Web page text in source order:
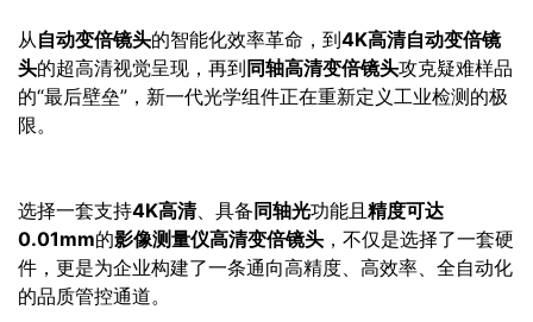
从 自动变倍镜头的智能化效率革命，到4K高清自动变倍镜
头的超高清视觉呈现，再到同轴高清变倍镜头攻克疑难样品
的“最后壁垒”，新一代光学组件正在重新定义工业检测的极
限。
选择一套支持4K高清、具备同轴光功能且 精度可达
0.01mm的影像测量仪高清变倍镜头 ，不仅是选择了一套硬
件，更是为企业构建了一条通向高精度、高效率、全自动化
的品质管控通道。